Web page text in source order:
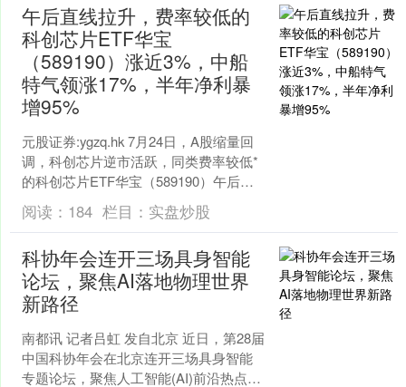
午后直线拉升，费率较低的
科创芯片ETF华宝
（589190）涨近3%，中船
特气领涨17%，半年净利暴
增95%
元股证券:ygzq.hk 7月24日，A股缩量回
调，科创芯片逆市活跃，同类费率较低*
的科创芯片ETF华宝（589190）午后直
线拉升配资官方开户，场内价格一度
涨....
阅读： 184 栏目： 实盘炒股
科协年会连开三场具身智能
论坛，聚焦AI落地物理世界
新路径
南都讯 记者吕虹 发自北京 近日，第28届
中国科协年会在北京连开三场具身智能
专题论坛，聚焦人工智能(AI)前沿热点议